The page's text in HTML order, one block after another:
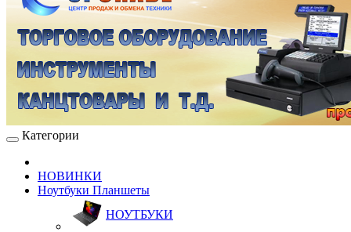
Категории
НОВИНКИ
Ноутбуки Планшеты
НОУТБУКИ